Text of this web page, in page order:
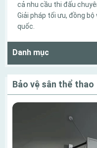
cả nhu cầu thi đấu
Giải pháp tối ưu, đồng
quốc.
Danh mục
Bảo vệ sân thể thao